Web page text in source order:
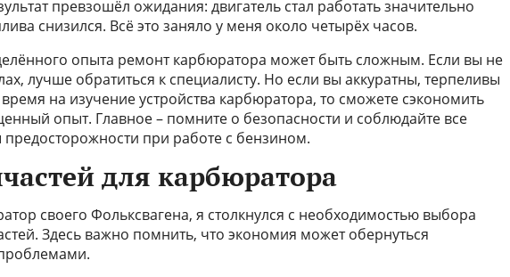
превзошёл ожидания: двигатель стал работать значительно
снизился. Всё это заняло у меня около четырёх часов.
опыта ремонт карбюратора может быть сложным. Если вы не
лучше обратиться к специалисту. Но если вы аккуратны, терпеливы
на изучение устройства карбюратора, то сможете сэкономить
опыт. Главное – помните о безопасности и соблюдайте все
при работе с бензином.
для карбюратора
своего Фольксвагена, я столкнулся с необходимостью выбора
Здесь важно помнить, что экономия может обернуться